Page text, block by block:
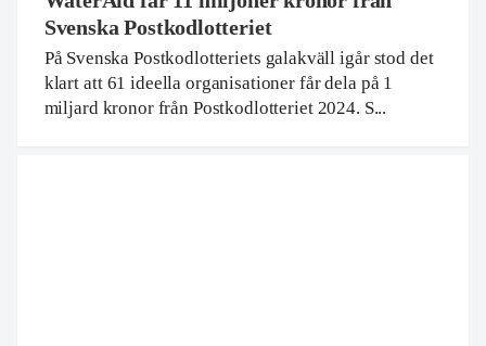
Svenska Postkodlotteriet
På Svenska Postkodlotteriets galakväll igår stod det
klart att 61 ideella organisationer får dela på 1
miljard kronor från Postkodlotteriet 2024. S...